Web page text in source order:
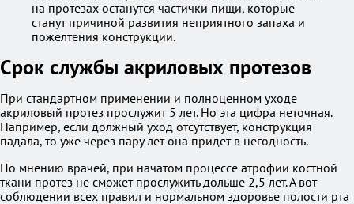
на протезах останутся частички пищи, которые
станут причиной развития неприятного запаха и
пожелтения конструкции.
Срок службы акриловых протезов
При стандартном применении и полноценном уходе
акриловый протез прослужит 5 лет. Но эта цифра неточная.
Например, если должный уход отсутствует, конструкция
падала, то уже через пару лет она придет в негодность.
По мнению врачей, при начатом процессе атрофии костной
ткани протез не сможет прослужить дольше 2,5 лет. А вот
соблюдении всех правил и нормальном здоровье полости рта